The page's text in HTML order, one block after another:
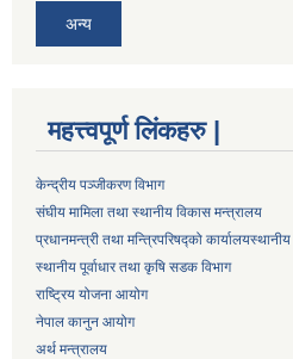
अन्य
महत्त्वपूर्ण लिंकहरु |
केन्द्रीय पञ्जीकरण विभाग
संघीय मामिला तथा स्थानीय विकास मन्त्रालय
प्रधानमन्त्री तथा मन्त्रिपरिषद्को कार्यालय
स्थानीय पूर्वाधार तथा कृषि सडक विभाग
राष्ट्रिय योजना आयोग
नेपाल कानुन आयोग
अर्थ मन्त्रालय